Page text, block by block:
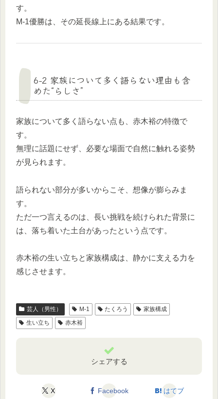
す。
M-1優勝は、その延長線上にある結果です。
6-2 家族について多く語らない理由も含
めた“らしさ”
家族について多く語らない点も、赤木裕の特徴で
す。
無理に話題にせず、必要な場面で自然に触れる姿勢
が見られます。
語られない部分が多いからこそ、想像が膨らみま
す。
ただ一つ言えるのは、長い挑戦を続けられた背景に
は、落ち着いた土台があったという点です。
赤木裕の生い立ちと家族構成は、静かに支える力を
感じさせます。
芸人（男性） M-1 たくろう
家族構成
生い立ち
赤木裕
シェアする
X Facebook はてブ